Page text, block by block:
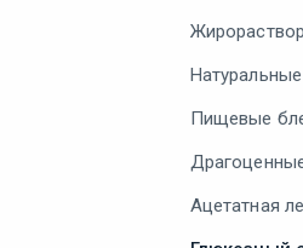
Пищевые
Ацетатная